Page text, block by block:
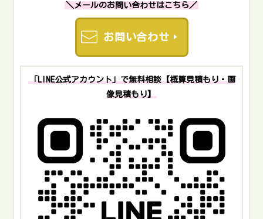
処理施設へ持ち込む方法があります。粗大ごみの戸別収
集を利用する粗大ごみ収集は、朝8時30分までに決められ
た集積所に出します。処分する際は、1枚15円のごみ処理
商店などで購入可能です。問い合わせ先収集課 055-
241-4313ただし、原則指定場所までは自力で搬出・運搬
手間がかかります。 甲府・峡東クリーンセンターに持ち
込み処分する粗大ごみは、処理施設に持ち込み処分も可
能です。名称甲府・峡東クリーンセンター処理料金事業
系のごみ：164円（税込180円）/10kg 家庭系のごみ：94
円（税込103円）/10kg受付時間月曜日～土曜日午前8時30
分～正午午後1時～5時日曜日、祝日、振替休日は受付な
し甲府市廃棄物事業協同組合の連絡先055-243-4881住所
笛吹市境川町寺尾1440-1電話番号055-266-7744 甲府・峡
＼メールのお問い合わせはこちら／
お問い合わせ
「LINE公式アカウント」で無料相談【概算見積もり・画
像見積もり】